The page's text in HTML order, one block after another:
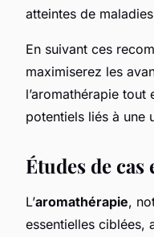
atteintes de
En suivant ces
maximiserez les
l’aromathérapie tout
potentiels liés à une
Études de
L’aromathérapie,
essentielles ciblées,